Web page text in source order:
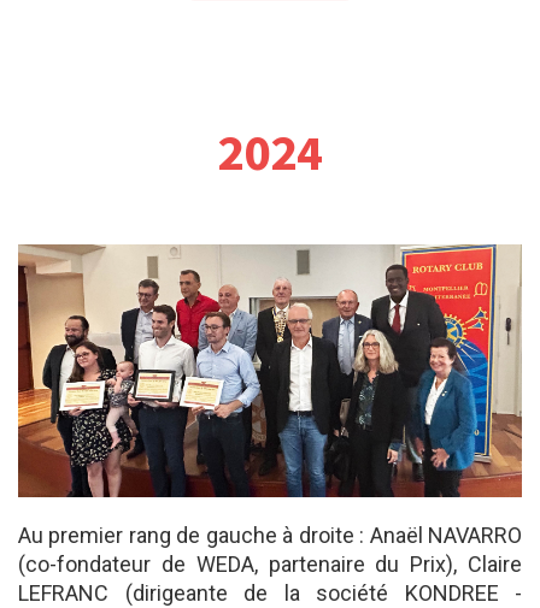
2024
Au premier rang de gauche à droite : Anaël NAVARRO
(co-fondateur de WEDA, partenaire du Prix), Claire
LEFRANC (dirigeante de la société KONDREE -